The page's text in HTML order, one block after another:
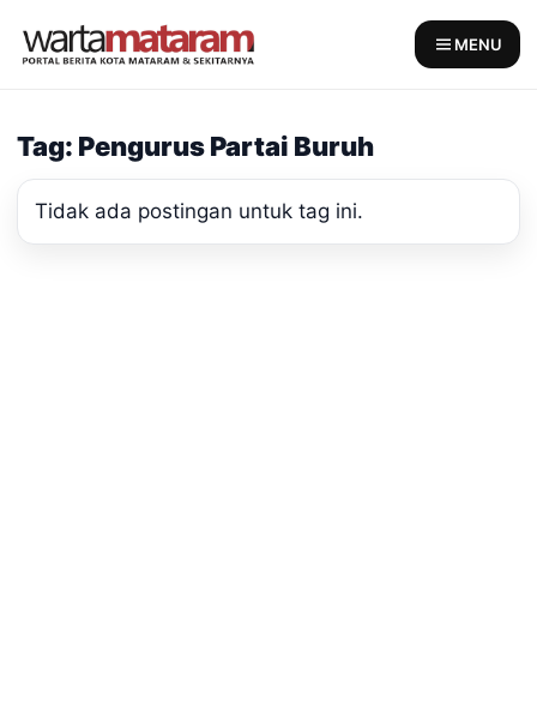
MENU
Tag: Pengurus Partai Buruh
Tidak ada postingan untuk tag ini.